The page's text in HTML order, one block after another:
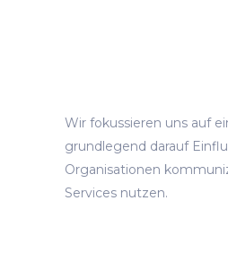
Wir fokussieren uns auf
grundlegend darauf
Organisationen
Services nutzen.